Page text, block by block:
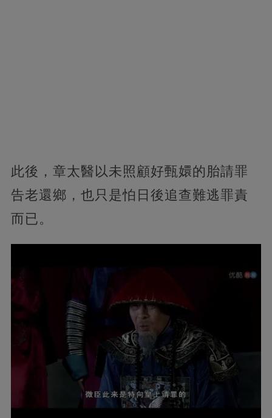
此後，章太醫以未照顧好甄嬛的胎請罪
告老還鄉，也只是怕日後追查難逃罪責
而已。